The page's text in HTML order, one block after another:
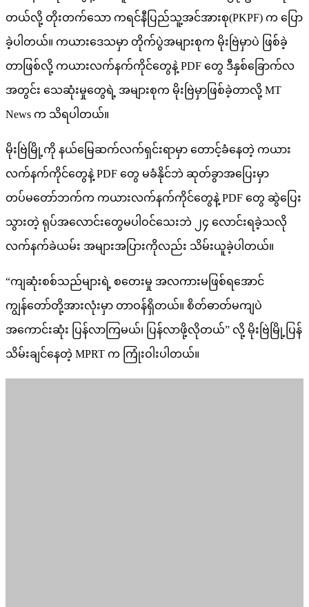
တယ်လို့ တိုးတက်သော ကရင်နီပြည်သူ့အင်အားစု(PKPF) က ပြော
ခဲ့ပါတယ်။ ကယားဒေသမှာ တိုက်ပွဲအများစုက မိုးဗြဲမှာပဲ ဖြစ်ခဲ့
တာဖြစ်လို့ ကယားလက်နက်ကိုင်တွေနဲ့ PDF တွေ ဒီနှစ်ခြောက်လ
အတွင်း သေဆုံးမှုတွေရဲ့ အများစုက မိုးဗြဲမှာဖြစ်ခဲ့တာလို့ MT
News က သိရပါတယ်။
မိုးဗြဲမြို့ကို နယ်မြေဆက်လက်ရှင်းရာမှာ တောင့်ခံနေတဲ့ ကယား
လက်နက်ကိုင်တွေနဲ့ PDF တွေ မခံနိုင်ဘဲ ဆုတ်ခွာအပြေးမှာ
တပ်မတော်ဘက်က ကယားလက်နက်ကိုင်တွေနဲ့ PDF တွေ ဆွဲပြေး
သွားတဲ့ ရုပ်အလောင်းတွေမပါဝင်သေးဘဲ ၂၄ လောင်းရခဲ့သလို
လက်နက်ခဲယမ်း အများအပြားကိုလည်း သိမ်းယူခဲ့ပါတယ်။
“ကျဆုံးစစ်သည်များရဲ့ စတေးမှု အလကားမဖြစ်ရအောင်
ကျွန်တော်တို့အားလုံးမှာ တာဝန်ရှိတယ်။ စိတ်ဓာတ်မကျပဲ
အကောင်းဆုံး ပြန်လာကြမယ်၊ ပြန်လာဖို့လိုတယ်” လို့ မိုးဗြဲမြို့ပြန်
သိမ်းချင်နေတဲ့ MPRT က ကြုံးဝါးပါတယ်။